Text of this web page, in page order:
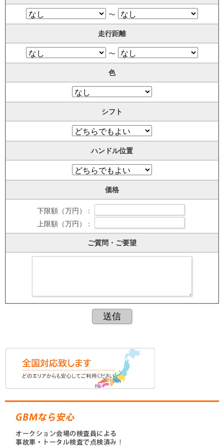
〜
走行距離
〜
色
シフト
ハンドル位置
価格
下限額（万円） :
上限額（万円） :
ご質問・ご要望